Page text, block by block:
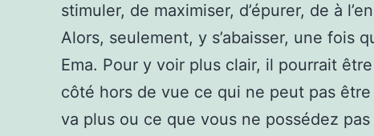
stimuler, de maximiser, d’épurer, de à
Alors, seulement, y s’abaisser, une fois
Ema. Pour y voir plus clair, il pourrait
côté hors de vue ce qui ne peut pas
va plus ou ce que vous ne possédez